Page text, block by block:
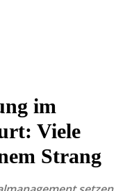
im
Viele
Strang